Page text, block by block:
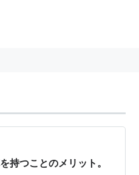
持つことのメリット。